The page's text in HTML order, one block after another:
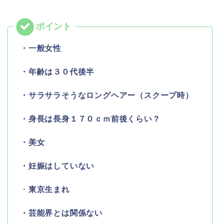
・一般女性
・年齢は３０代後半
・サラサラそうなロングヘアー（スクープ時）
・身長は長身１７０ｃｍ前後くらい？
・美女
・妊娠はしていない
・ 東京生まれ
・芸能界とは関係ない